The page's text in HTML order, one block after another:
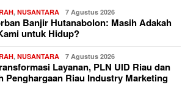
, NUSANTARA 7 Agustus 2026
Banjir Hutanabolon: Masih Adakah
untuk Hidup?
, NUSANTARA 7 Agustus 2026
Layanan, PLN UID Riau dan
Penghargaan Riau Industry Marketing